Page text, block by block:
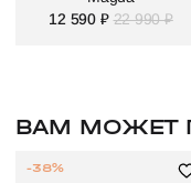
12 590 ₽ 22 990 ₽
ВАМ МОЖЕТ
-38%